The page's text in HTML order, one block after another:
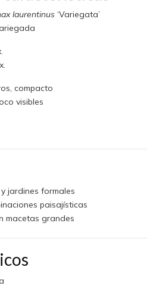
laurentinus‘Variegata’
compacto
visibles
jardines formales
paisajísticas
macetas grandes